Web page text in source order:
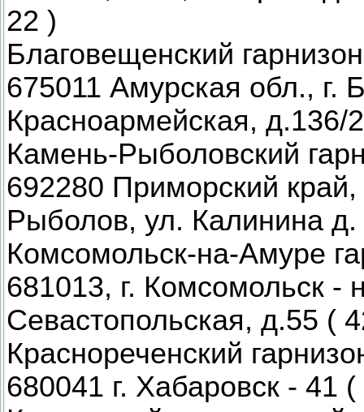
22 )
Благовещенский
675011 Амурская обл., г.
Красноармейская, д.136/
Камень-Рыболовский
692280 Приморский
Рыболов, ул. Калинина
Комсомольск-на-Амуре
681013, г. Комсомольск -
Севастопольская, д.55 (
Краснореченский
680041 г. Хабаровск - 41